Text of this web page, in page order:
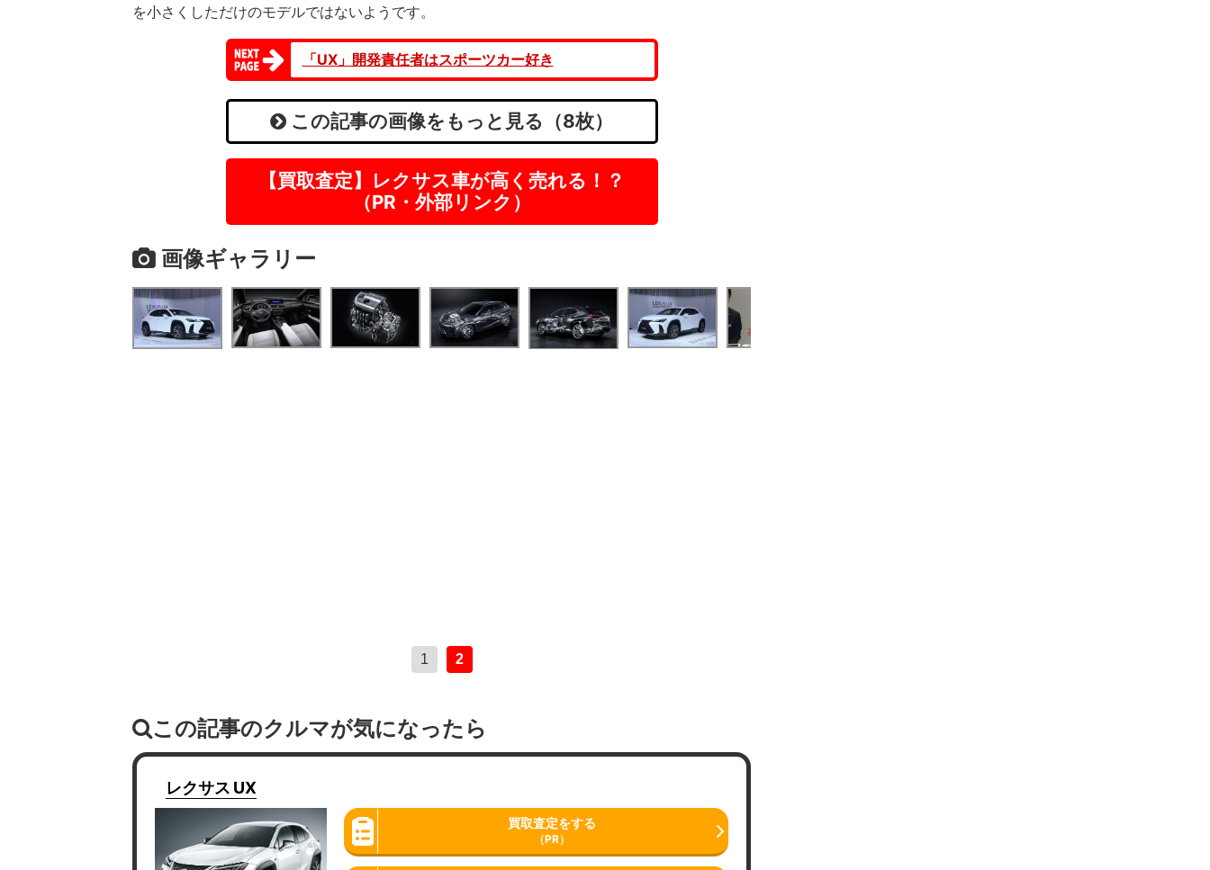
を小さくしただけのモデルではないようです。
「UX」開発責任者はスポーツカー好き
この記事の画像をもっと見る（8枚）
【買取査定】レクサス車が高く売れる！？
（PR・外部リンク）
画像ギャラリー
1 2
この記事のクルマが気になったら
レクサス UX
買取査定をする
（PR）